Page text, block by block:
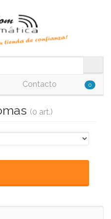
Contacto 0
(0 art.)